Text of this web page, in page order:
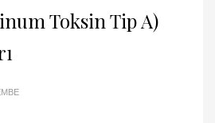
Toksin Tip A)